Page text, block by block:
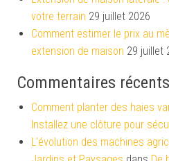
votre terrain 29 juillet 2026
Comment estimer le prix au
extension de maison 29 juillet
Commentaires récents
Comment planter des haies
Installez une clôture pour
L'évolution des machines